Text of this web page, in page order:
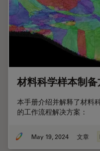
材料科学样本制
本手册介绍并解释了材料
的工作流程解决方案：
May 19, 2024 文章